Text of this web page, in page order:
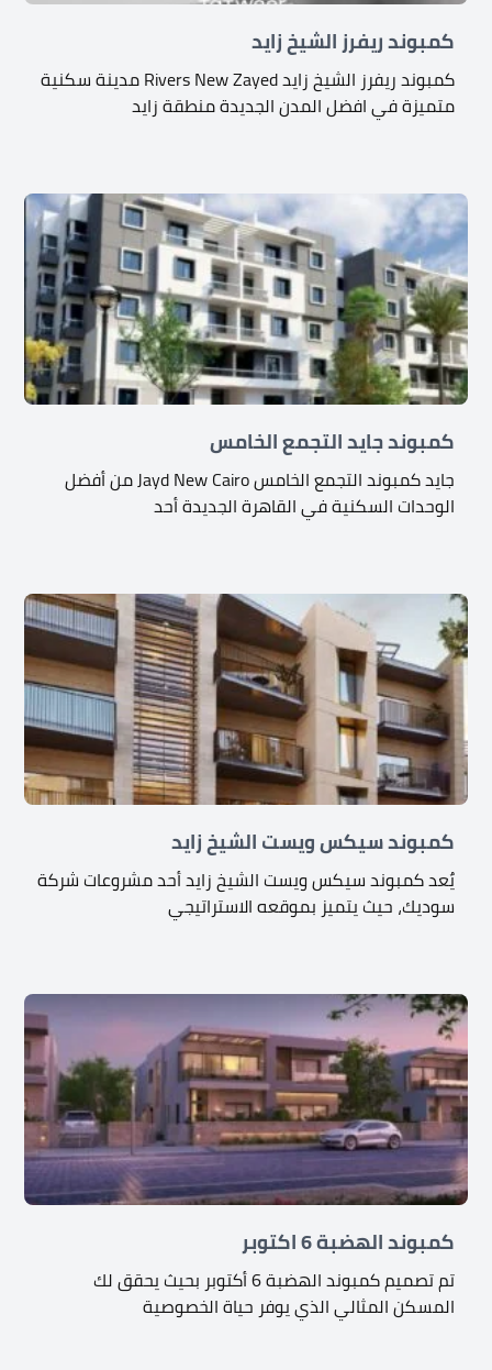
كمبوند ريفرز الشيخ زايد
كمبوند ريفرز الشيخ زايد Rivers New Zayed مدينة سكنية
متميزة في افضل المدن الجديدة منطقة زايد
كمبوند جايد التجمع الخامس
جايد كمبوند التجمع الخامس Jayd New Cairo من أفضل
الوحدات السكنية في القاهرة الجديدة أحد
كمبوند سيكس ويست الشيخ زايد
يٌعد كمبوند سيكس ويست الشيخ زايد أحد مشروعات شركة
سوديك، حيث يتميز بموقعه الاستراتيجي
كمبوند الهضبة 6 اكتوبر
تم تصميم كمبوند الهضبة 6 أكتوبر بحيث يحقق لك
المسكن المثالي الذي يوفر حياة الخصوصية